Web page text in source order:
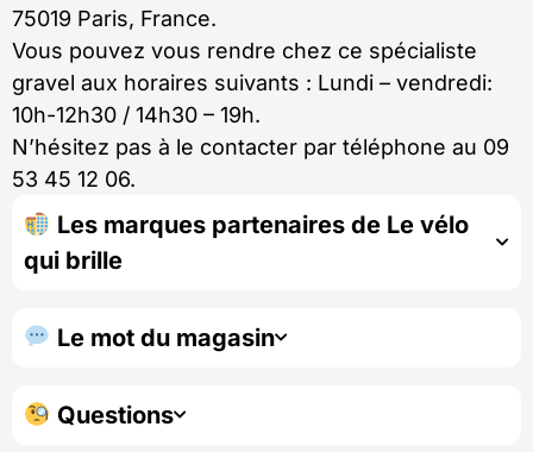
75019 Paris, France.
Vous pouvez vous rendre chez ce spécialiste
gravel aux horaires suivants : Lundi – vendredi:
10h-12h30 / 14h30 – 19h.
N’hésitez pas à le contacter par téléphone au 09
53 45 12 06.
Les marques partenaires de Le vélo
qui brille
Le mot du magasin
Questions